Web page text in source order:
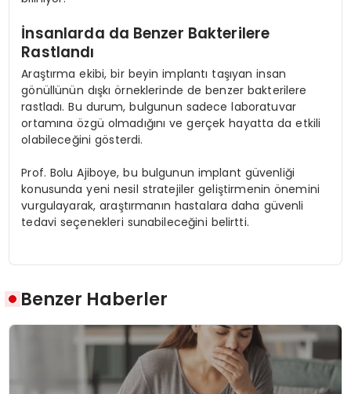
İnsanlarda da Benzer Bakterilere
Rastlandı
Araştırma ekibi, bir beyin implantı taşıyan insan
gönüllünün dışkı örneklerinde de benzer bakterilere
rastladı. Bu durum, bulgunun sadece laboratuvar
ortamına özgü olmadığını ve gerçek hayatta da etkili
olabileceğini gösterdi.
Prof. Bolu Ajiboye, bu bulgunun implant güvenliği
konusunda yeni nesil stratejiler geliştirmenin önemini
vurgulayarak, araştırmanın hastalara daha güvenli
tedavi seçenekleri sunabileceğini belirtti.
Benzer Haberler